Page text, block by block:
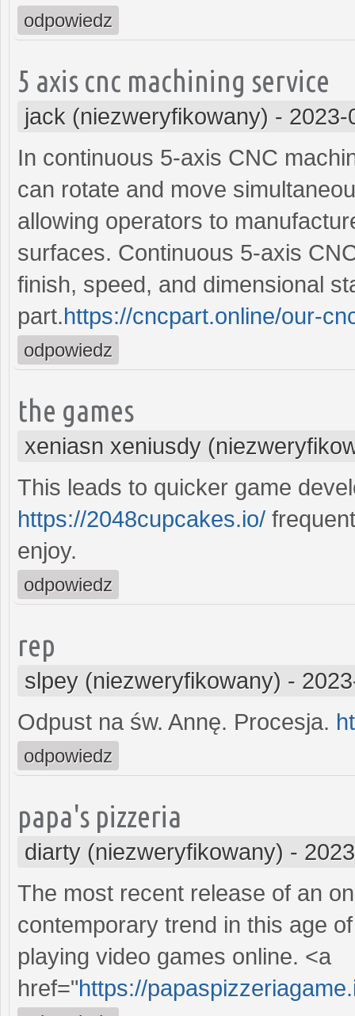
odpowiedz
5 axis cnc machining service
jack (niezweryfikowany) - 2023-
In continuous 5-axis CNC
can rotate and move
allowing operators to
surfaces. Continuous 5-axis
finish, speed, and dimensional
part.https://cncpart.online/our-
odpowiedz
the games
xeniasn xeniusdy
This leads to quicker game
https://2048cupcakes.io/
enjoy.
odpowiedz
rep
slpey (niezweryfikowany) -
Odpust na św. Annę. Procesja.
odpowiedz
papa's pizzeria
diarty (niezweryfikowany) -
The most recent release of an
contemporary trend in this age
playing video games online. <a
href="https://